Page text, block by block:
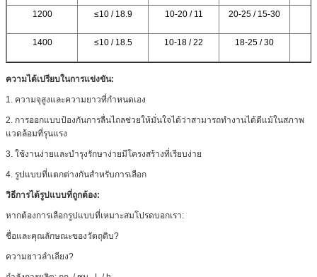
1200 ≤10 / 18.9 10-20 / 11 20-25 / 15-30
1400 ≤10 / 18.5 10-18 / 22 18-25 / 30
ความได้เปรียบในการแข่งขัน:
1. ความจุสูงและความยาวที่กำหนดเอง
2. การออกแบบป้องกันการลื่นไถลช่วยให้มั่นใจได้ว่าสามารถทำงานได้ดีแม้ในสภาพ
แวดล้อมที่รุนแรง
3. ใช้งานง่ายและบำรุงรักษาง่ายมีโครงสร้างที่เรียบง่าย
4. รูปแบบที่แตกต่างกันสำหรับการเลือก
วิธีการได้รูปแบบที่ถูกต้อง:
หากต้องการเลือกรูปแบบที่เหมาะสมโปรดบอกเรา:
ชื่อและคุณลักษณะของวัตถุดิบ?
ความยาวลำเลียง?